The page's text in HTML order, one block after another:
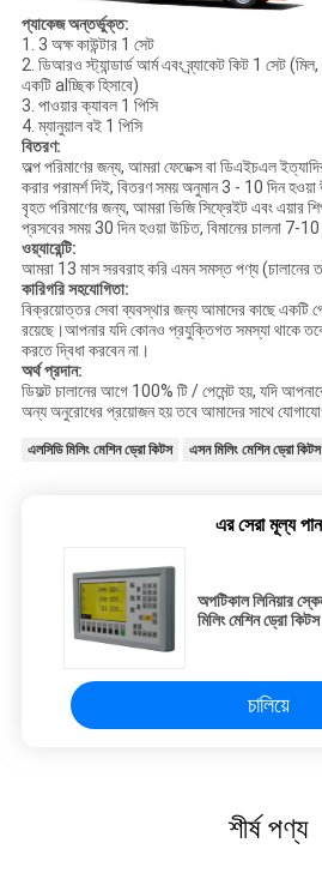
প্যাকেজ অন্তর্ভুক্ত:
1. 3 অক্ষ কাউন্টার 1 সেট
2. ডিআরও স্ট্যান্ডার্ড আর্ম এবং ব্র্যাকেট কিট 1 সেট
একটি alচ্ছিক হিসাবে)
3. পাওয়ার ক্যাবল 1 পিসি
4. ম্যানুয়াল বই 1 পিসি
বিতরণ:
অল্প পরিমাণের জন্য, আমরা ফেডেক্স বা ডিএইচএল
করার পরামর্শ দিই, বিতরণ সময় অনুমান 3 - 10 দিন হওয়া
বৃহত পরিমাণের জন্য, আমরা ভিজি সিফ্রেইট এবং এয়ার
প্রসবের সময় 30 দিন হওয়া উচিত, বিমানের চালনা 7-
ওয়্যারেন্টি:
আমরা 13 মাস সরবরাহ করি এমন সমস্ত পণ্য (চালানের
কারিগরি সহযোগিতা:
বিক্রয়োত্তর সেবা ব্যবস্থার জন্য আমাদের কাছে একটি
রয়েছে।আপনার যদি কোনও প্রযুক্তিগত সমস্যা থাকে
করতে দ্বিধা করবেন না।
অর্থ প্রদান:
ডিফল্ট চালানের আগে 100% টি / পেমেন্ট হয়, যদি
অন্য অনুরোধের প্রয়োজন হয় তবে আমাদের সাথে
এলসিডি মিলিং মেশিন ড্রো কিটস এসন মিলিং মেশিন ড্রো কিটস
এর সেরা মূল্য পান
অপটিকাল লিনিয়ার
মিলিং মেশিন ড্রো কিটস
চালিয়ে
শীর্ষ পণ্য